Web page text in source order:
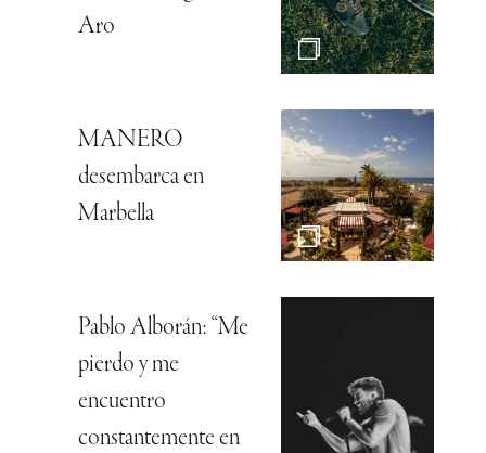
Aro
MANERO
desembarca en
Marbella
Pablo Alborán: “Me
pierdo y me
encuentro
constantemente en